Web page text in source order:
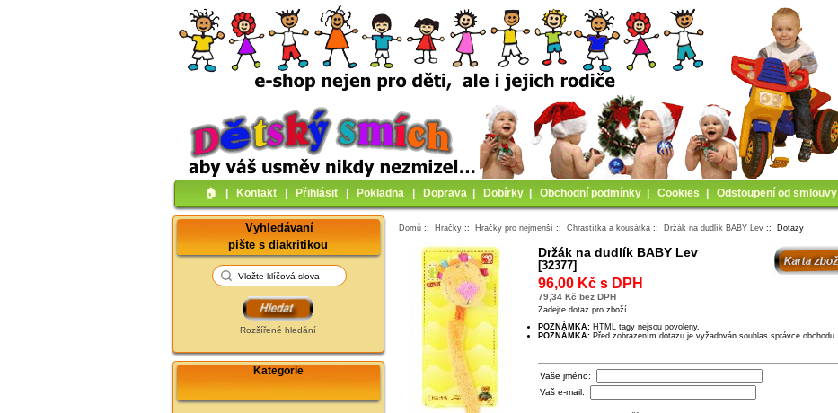
🏠︎ Kontakt Přihlásit Pokladna Doprava Dobírky Obchodní podmínky Cookies Odstoupení od smlouvy
Vyhledávaní
pište s diakritikou
Rozšířené hledání
Kategorie
Domů :: Hračky :: Hračky pro nejmenší ::Chrastítka a kousátka :: Držák na dudlík BABY Lev :: Dotazy
Držák na dudlík BABY Lev
[32377]
96,00 Kč s DPH
79,34 Kč bez DPH
Zadejte dotaz pro zboží.
POZNÁMKA: HTML tagy nejsou povoleny.
POZNÁMKA: Před zobrazením dotazu je vyžadován souhlas správce obchodu
Vaše jméno:
Vaš e-mail: